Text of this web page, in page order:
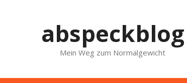
abspeckblog
Mein Weg zum Normalgewicht